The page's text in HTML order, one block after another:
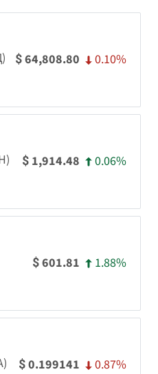
$64,808.80 0.10%
$ 1,914.48 0.06%
$601.81 1.88%
$0.199141 0.87%